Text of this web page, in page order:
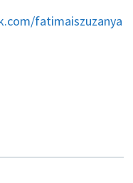
fatimaiszuzanya